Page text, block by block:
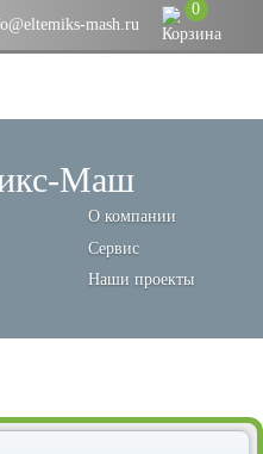
mash.ru
0
О компании
Сервис
Наши проекты
и производства кормов